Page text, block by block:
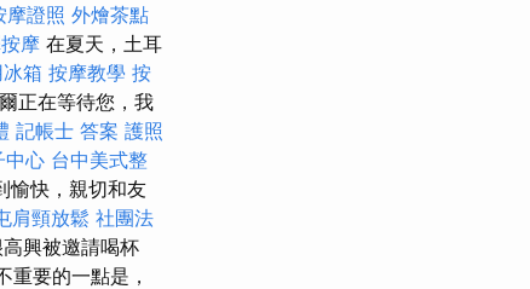
摩證照 外燴茶點
摩 在夏天，土耳
箱 按摩教學 按
正在等待您，我
記帳士 答案 護照
中心 台中美式整
愉快，親切和友
肩頸放鬆 社團法
興被邀請喝杯
要的一點是，